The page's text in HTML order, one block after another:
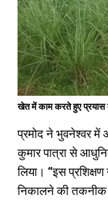
खेत में काम करते हुए
प्रमोद ने भुवनेश्वर में
कुमार पात्रा से
लिया। “इस
निकालने की तकनीक